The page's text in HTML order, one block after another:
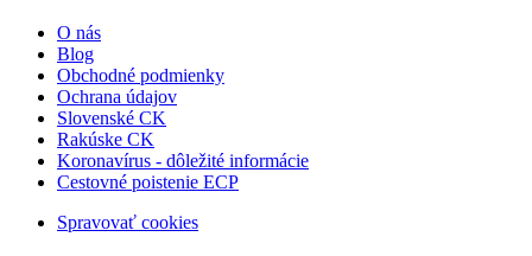
O nás
Blog
Obchodné podmienky
Ochrana údajov
Slovenské CK
Rakúske CK
Koronavírus - dôležité informácie
Cestovné poistenie ECP
Spravovať cookies